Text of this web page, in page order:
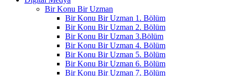
Bir Konu Bir Uzman
Bir Konu Bir Uzman 1. Bölüm
Bir Konu Bir Uzman 2. Bölüm
Bir Konu Bir Uzman 3.Bölüm
Bir Konu Bir Uzman 4. Bölüm
Bir Konu Bir Uzman 5. Bölüm
Bir Konu Bir Uzman 6. Bölüm
Bir Konu Bir Uzman 7. Bölüm